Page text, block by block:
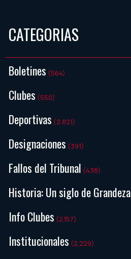
CATEGORIAS
Boletines (564)
Clubes (550)
Deportivas (2.821)
Designaciones (391)
Fallos del Tribunal (438)
Historia: Un siglo de Grandeza
Info Clubes (2.157)
Institucionales (2.229)